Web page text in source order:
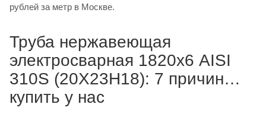
рублей за метр в Москве.
Труба нержавеющая
электросварная 1820х6 AISI
310S (20Х23Н18): 7 причин
купить у нас